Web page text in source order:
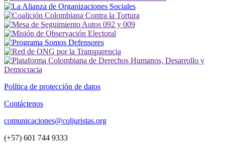
Política de protección de datos
Contáctenos
comunicaciones@coljuristas.org
(+57) 601 744 9333